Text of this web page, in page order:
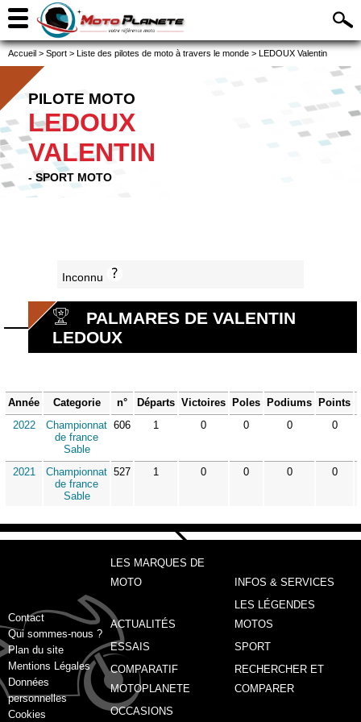
Accueil > Sport > Liste des pilotes de moto à travers le monde > LEDOUX Valentin
PILOTE MOTO
LEDOUX
VALENTIN
- SPORT MOTO
Inconnu
PALMARES DE VALENTIN
LEDOUX
Année Categorie n° Départs Victoires Poles Podiums Points
2022
Championnat
de france
Sable
606 1 0 0 0 0
2021
Championnat
de france
Sable
527 1 0 0 0 0
Contact
Qui sommes-nous ?
Plan du site
Mentions Légales
Données
personnelles
Cookies
LES MARQUES DE
MOTO
INFOS & SERVICES
ACTUALITÉS
LES LÉGENDES
MOTOS
ESSAIS
SPORT
COMPARATIF
MOTOPLANETE
RECHERCHER ET
COMPARER
OCCASIONS